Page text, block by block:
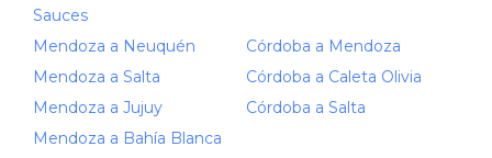
Sauces
Mendoza a Neuquén
Mendoza a Salta
Mendoza a Jujuy
Mendoza a Bahía Blanca
Córdoba a Mendoza
Córdoba a Caleta Olivia
Córdoba a Salta